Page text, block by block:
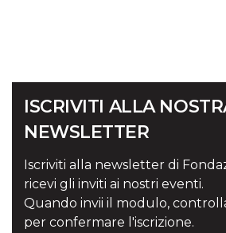
ISCRIVITI ALLA
NEWSLETTER
Iscriviti alla newsletter di
ricevi gli inviti ai nostri eventi.
Quando invii il modulo,
per confermare l'iscrizione.